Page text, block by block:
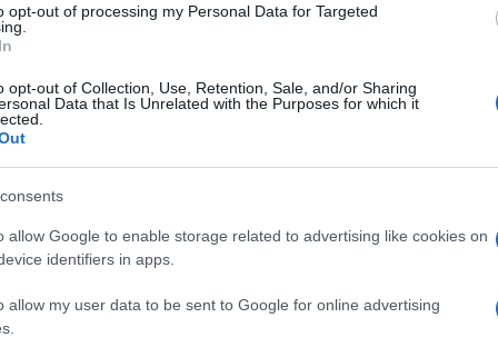
opt-out of processing my Personal Data for Targeted
opt-out of Collection, Use, Retention, Sale, and/or Sharing
Data that Is Unrelated with the Purposes for which it
allow Google to enable storage related to advertising like cookies on
identifiers in apps.
allow my user data to be sent to Google for online advertising
nella sezione
In Evidenza